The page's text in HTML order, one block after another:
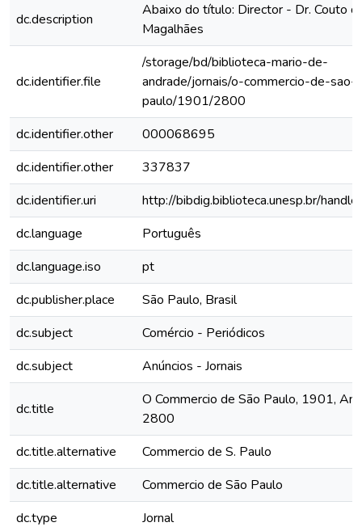
dc.description
Abaixo do título: Director - Dr. Couto
Magalhães
dc.identifier.file
/storage/bd/biblioteca-mario-de-
andrade/jornais/o-commercio-de-sao-
paulo/1901/2800
dc.identifier.other
000068695
dc.identifier.other
337837
dc.identifier.uri
http://bibdig.biblioteca.unesp.br/
dc.language
Português
dc.language.iso
pt
dc.publisher.place
São Paulo, Brasil
dc.subject
Comércio - Periódicos
dc.subject
Anúncios - Jornais
dc.title
O Commercio de São Paulo, 1901,
2800
dc.title.alternative
Commercio de S. Paulo
dc.title.alternative
Commercio de São Paulo
dc.type
Jornal